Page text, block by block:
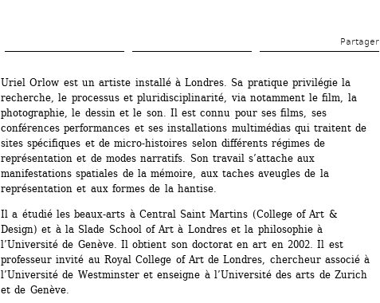
contenu
Partager
Uriel Orlow est un artiste installé à Londres. Sa pratique privilégie la
recherche, le processus et pluridisciplinarité, via notamment le film, la
photographie, le dessin et le son. Il est connu pour ses films, ses
conférences performances et ses installations multimédias qui traitent de
sites spécifiques et de micro-histoires selon différents régimes de
représentation et de modes narratifs. Son travail s’attache aux
manifestations spatiales de la mémoire, aux taches aveugles de la
représentation et aux formes de la hantise.
Il a étudié les beaux-arts à Central Saint Martins (College of Art &
Design) et à la Slade School of Art à Londres et la philosophie à
l’Université de Genève. Il obtient son doctorat en art en 2002. Il est
professeur invité au Royal College of Art de Londres, chercheur associé à
l’Université de Westminster et enseigne à l’Université des arts de Zurich
et de Genève.